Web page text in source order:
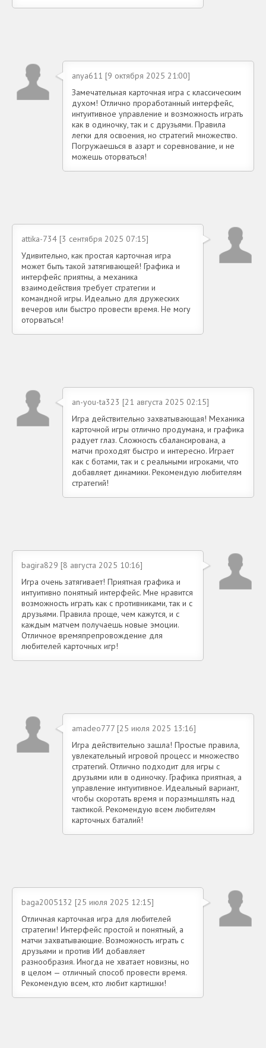
anya611 [9 октября 2025 21:00]
Замечательная карточная игра с классическим
духом! Отлично проработанный интерфейс,
интуитивное управление и возможность играть
как в одиночку, так и с друзьями. Правила
легки для освоения, но стратегий множество.
Погружаешься в азарт и соревнование, и не
можешь оторваться!
attika-734 [3 сентября 2025 07:15]
Удивительно, как простая карточная игра
может быть такой затягивающей! Графика и
интерфейс приятны, а механика
взаимодействия требует стратегии и
командной игры. Идеально для дружеских
вечеров или быстро провести время. Не могу
оторваться!
an-you-ta323 [21 августа 2025 02:15]
Игра действительно захватывающая! Механика
карточной игры отлично продумана, и графика
радует глаз. Сложность сбалансирована, а
матчи проходят быстро и интересно. Играет
как с ботами, так и с реальными игроками, что
добавляет динамики. Рекомендую любителям
стратегий!
bagira829 [8 августа 2025 10:16]
Игра очень затягивает! Приятная графика и
интуитивно понятный интерфейс. Мне нравится
возможность играть как с противниками, так и с
друзьями. Правила проще, чем кажутся, и с
каждым матчем получаешь новые эмоции.
Отличное времяпрепровождение для
любителей карточных игр!
amadeo777 [25 июля 2025 13:16]
Игра действительно зашла! Простые правила,
увлекательный игровой процесс и множество
стратегий. Отлично подходит для игры с
друзьями или в одиночку. Графика приятная, а
управление интуитивное. Идеальный вариант,
чтобы скоротать время и поразмышлять над
тактикой. Рекомендую всем любителям
карточных баталий!
baga2005132 [25 июля 2025 12:15]
Отличная карточная игра для любителей
стратегии! Интерфейс простой и понятный, а
матчи захватывающие. Возможность играть с
друзьями и против ИИ добавляет
разнообразия. Иногда не хватает новизны, но
в целом — отличный способ провести время.
Рекомендую всем, кто любит картишки!